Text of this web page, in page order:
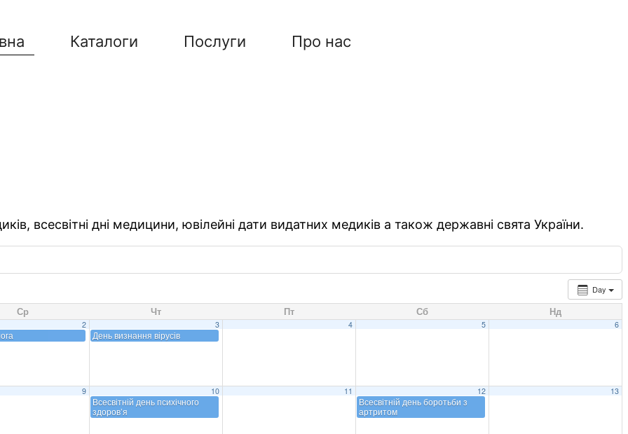
Каталоги Послуги Про нас
всесвітні дні медицини, ювілейні дати видатних медиків а також державні свята України.
Day
Ср Чт Пт Сб Нд
2 3
День визнання вірусів
4 5 6
9 10
Всесвітній день психічного
здоров’я
11 12
Всесвітній день боротьби з
артритом
13